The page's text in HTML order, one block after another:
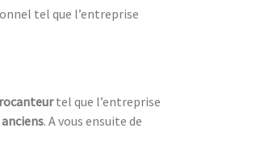
tel que l’entreprise
tel que l’entreprise
. A vous ensuite de